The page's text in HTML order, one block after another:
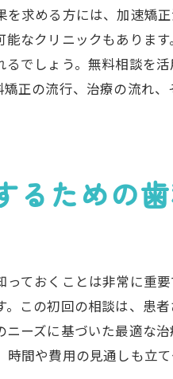
地元で信頼される
無料相談を通じた
船橋市内での人気
治療技術と設備の
無料相談から始め
理想の笑顔を手に
船橋市で理想の笑
無料相談で得られ
求める方には、加速矯
なクリニックもありま
でしょう。無料相談を
正の流行、治療の流れ
るための
ておくことは非常に重
この初回の相談は、患
ーズに基づいた最適な
間や費用の見通しも立